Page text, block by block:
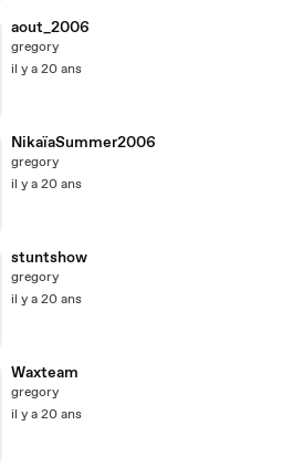
aout_2006
gregory
il y a 20 ans
NikaïaSummer2006
gregory
il y a 20 ans
stuntshow
gregory
il y a 20 ans
Waxteam
gregory
il y a 20 ans